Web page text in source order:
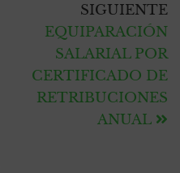
SIGUIENTE
EQUIPARACIÓN
SALARIAL POR
CERTIFICADO DE
RETRIBUCIONES
ANUAL